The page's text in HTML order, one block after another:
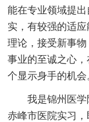
能在专业领域提
实，有较强的适
理论，接受新事
事业的至诚之心
个显示身手的机会
我是锦州医
赤峰市医院实习，